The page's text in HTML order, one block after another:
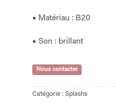
• Matériau : B20
• Son : brillant
Nous contacter
Catégorie : Splashs